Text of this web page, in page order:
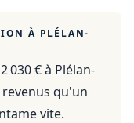
À PLÉLAN-
030 €à Plélan-
qu'un
vite.